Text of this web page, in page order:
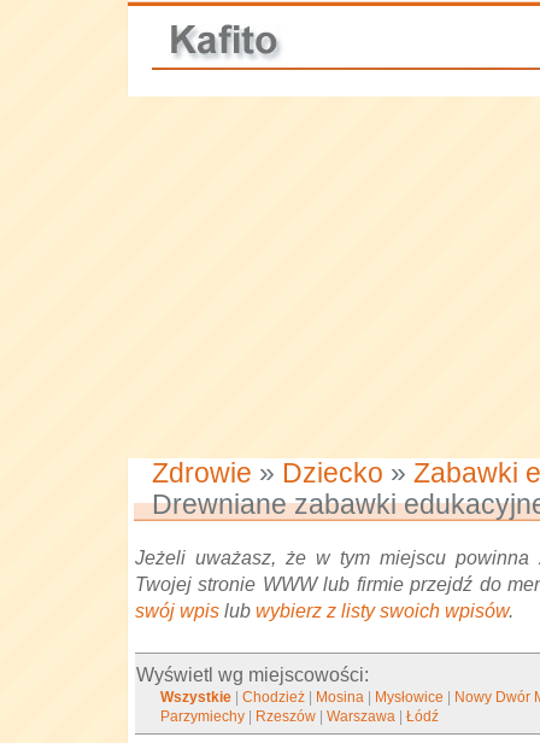
Zdrowie » Dziecko » Zabawki
Drewniane zabawki
Jeżeli uważasz, że w tym miejscu powinna
Twojej stronie WWW lub firmie przejdź do
swój wpis lub wybierz z listy swoich wpisów.
Wyświetl wg miejscowości:
Wszystkie |Chodzież Mosina Mysłowice
Nowy Dwór
Parzymiechy
Rzeszów |Warszawa |Łódź